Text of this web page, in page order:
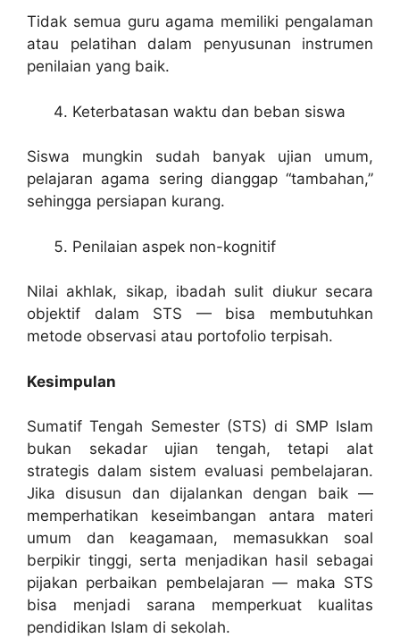
Tidak semua guru agama memiliki pengalaman
atau pelatihan dalam penyusunan instrumen
penilaian yang baik.
Keterbatasan waktu dan beban siswa
Siswa mungkin sudah banyak ujian umum,
pelajaran agama sering dianggap “tambahan,”
sehingga persiapan kurang.
Penilaian aspek non-kognitif
Nilai akhlak, sikap, ibadah sulit diukur secara
objektif dalam STS — bisa membutuhkan
metode observasi atau portofolio terpisah.
Kesimpulan
Sumatif Tengah Semester (STS) di SMP Islam
bukan sekadar ujian tengah, tetapi alat
strategis dalam sistem evaluasi pembelajaran.
Jika disusun dan dijalankan dengan baik —
memperhatikan keseimbangan antara materi
umum dan keagamaan, memasukkan soal
berpikir tinggi, serta menjadikan hasil sebagai
pijakan perbaikan pembelajaran — maka STS
bisa menjadi sarana memperkuat kualitas
pendidikan Islam di sekolah.